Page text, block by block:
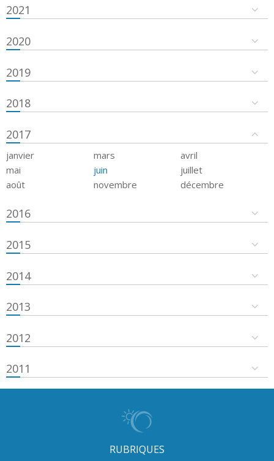
2021
2020
2019
2018
2017
janvier mars
avril
mai
juin
juillet
août
novembre décembre
2016
2015
2014
2013
2012
2011
RUBRIQUES